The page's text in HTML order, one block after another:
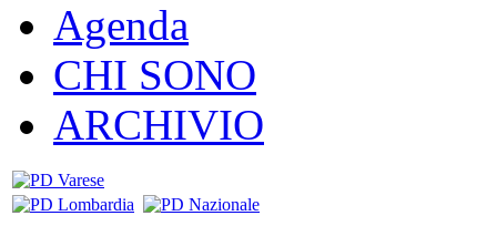
Agenda
CHI SONO
ARCHIVIO